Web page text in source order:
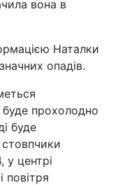
вона в
Наталки
опадів.
буде прохолодно
буде
стовпчики
у центрі
повітря